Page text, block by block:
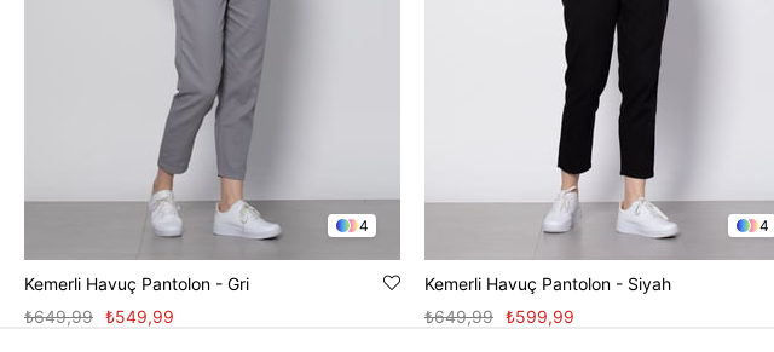
4
Kemerli Havuç Pantolon - Gri
₺549,99
₺649,99
4
Kemerli Havuç Pantolon - Siyah
₺599,99
₺649,99